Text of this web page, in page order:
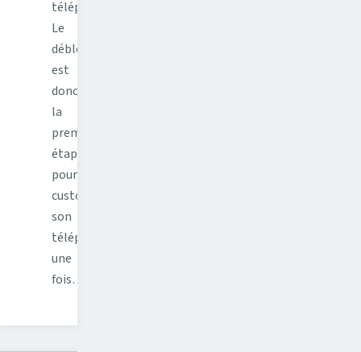
téléphone.
Le
débloquer
est
donc
la
première
étape
pour
customiser
son
téléphone,
une
fois…